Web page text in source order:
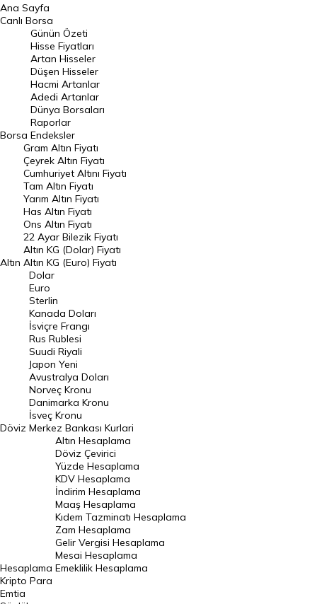
BIST 100 Hisseleri
En Çok Artan Hisseler
En Çok Düşen Hisseler
Hacmi Artanlar
Geçmiş Kapanışlar
Dünya Borsaları
Raporlar
Endeksler
DÖVİZ
Döviz Kuru
Dolar Kuru
Euro Kuru
Pound Kuru
Frank Kuru
Riyal Kuru
Avustralya Doları
Danimarka Kronu Kuru
Kanada Doları Kuru
Norveç Kronu Kuru
İsveç Kronu Kuru
Japon Yeni Kuru
Serbest Piyasa Döviz Kurları
Merkez Bankası Döviz Kurları
Altın Fiyatları
Gram Altın Fiyatı
Ana Sayfa
Canlı Borsa
Borsa
Günün Özeti
Hisse Fiyatları
Artan Hisseler
Düşen Hisseler
Hacmi Artanlar
Adedi Artanlar
Dünya Borsaları
Raporlar
Endeksler
Altın
Gram Altın Fiyatı
Çeyrek Altın Fiyatı
Cumhuriyet Altını Fiyatı
Tam Altın Fiyatı
Yarım Altın Fiyatı
Has Altın Fiyatı
Ons Altın Fiyatı
22 Ayar Bilezik Fiyatı
Altın KG (Dolar) Fiyatı
Altın KG (Euro) Fiyatı
Döviz
Dolar
Euro
Sterlin
Kanada Doları
İsviçre Frangı
Rus Rublesi
Suudi Riyali
Japon Yeni
Avustralya Doları
Norveç Kronu
Danimarka Kronu
İsveç Kronu
Merkez Bankası Kurlari
Hesaplama
Altın Hesaplama
Döviz Çevirici
Yüzde Hesaplama
KDV Hesaplama
İndirim Hesaplama
Maaş Hesaplama
Kıdem Tazminatı Hesaplama
Zam Hesaplama
Gelir Vergisi Hesaplama
Mesai Hesaplama
Emeklilik Hesaplama
Kripto Para
Emtia